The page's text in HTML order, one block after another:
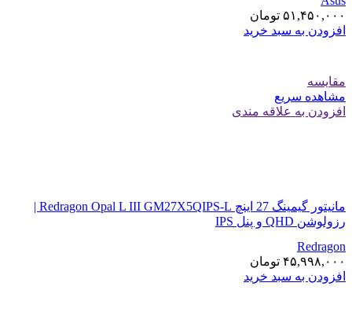
۵۱,۴۵۰,۰۰۰ تومان
افزودن به سبد خرید
مقایسه
مشاهده سریع
افزودن به علاقه مندی
مانیتور گیمینگ 27 اینچ Redragon Opal L III GM27X5QIPS-L |
رزولوشن QHD و پنل IPS
Redragon
۴۵,۹۹۸,۰۰۰ تومان
افزودن به سبد خرید